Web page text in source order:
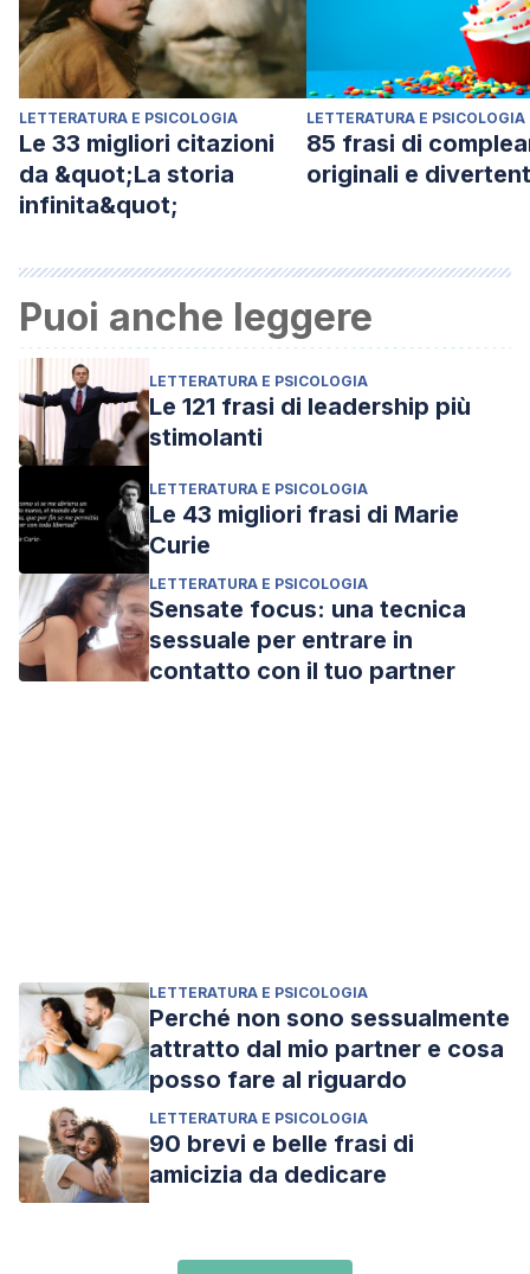
LETTERATURA E PSICOLOGIA
Le 33 migliori citazioni
da &quot;La storia
infinita&quot;
LETTERATURA E PSICOLOGIA
85 frasi di
originali e
Puoi anche leggere
LETTERATURA E PSICOLOGIA
Le 121 frasi di leadership più
stimolanti
LETTERATURA E PSICOLOGIA
Le 43 migliori frasi di Marie
Curie
LETTERATURA E PSICOLOGIA
Sensate focus: una tecnica
sessuale per entrare in
contatto con il tuo partner
LETTERATURA E PSICOLOGIA
Perché non sono sessualmente
attratto dal mio partner e cosa
posso fare al riguardo
LETTERATURA E PSICOLOGIA
90 brevi e belle frasi di
amicizia da dedicare